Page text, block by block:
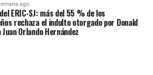
ago
ERIC-SJ: más del 55 % de los
rechaza el indulto otorgado por Donald
Orlando Hernández